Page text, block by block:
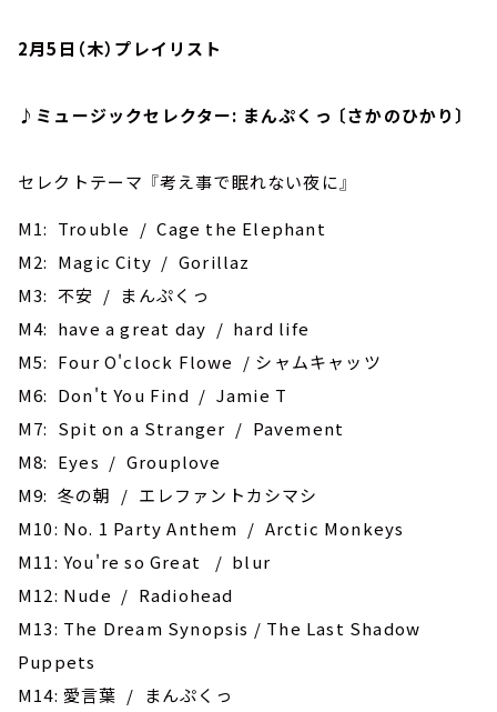
2月5日（木）プレイリスト
♪ミュージックセレクター: まんぷくっ 〔さかのひかり〕
セレクトテーマ 『考え事で眠れない夜に』
M1: Trouble / Cage the Elephant
M2: Magic City / Gorillaz
M3: 不安 / まんぷくっ
M4: have a great day / hard life
M5: Four O'clock Flowe / シャムキャッツ
M6: Don't You Find / Jamie T
M7: Spit on a Stranger / Pavement
M8: Eyes / Grouplove
M9: 冬の朝 / エレファントカシマシ
M10: No. 1 Party Anthem / Arctic Monkeys
M11: You're so Great / blur
M12: Nude / Radiohead
M13: The Dream Synopsis / The Last Shadow
Puppets
M14: 愛言葉 / まんぷくっ